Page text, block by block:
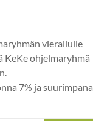
vierailulle
KeKe ohjelmaryhmä
7% ja suurimpana